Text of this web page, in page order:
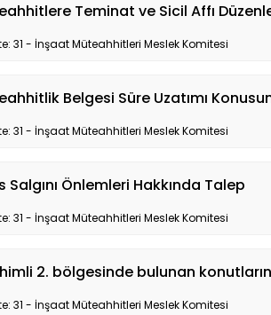
Teminat ve Sicil Affı
31 - İnşaat Müteahhitleri Meslek Komitesi
Belgesi Süre Uzatımı
31 - İnşaat Müteahhitleri Meslek Komitesi
Salgını Önlemleri Hakkında Talep
31 - İnşaat Müteahhitleri Meslek Komitesi
2. bölgesinde bulunan konutların
31 - İnşaat Müteahhitleri Meslek Komitesi